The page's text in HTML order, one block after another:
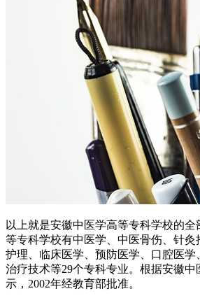
以上就是安徽中医学高等专科学校的
等专科学校有中医学、中医骨伤、针灸
护理、临床医学、预防医学、口腔医学
治疗技术等29个专科专业。根据安徽中
示，2002年经教育部批准。